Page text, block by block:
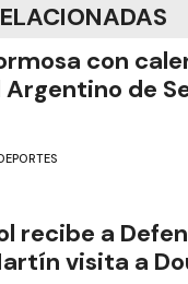
con
Argentino de
recibe a
visita a